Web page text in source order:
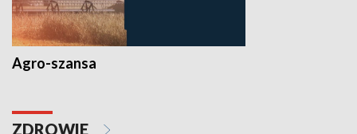
Agro-szansa
ZDROWIE